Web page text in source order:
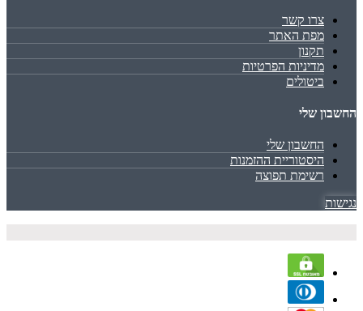
צרו קשר
מפת האתר
תקנון
מדיניות הפרטיות
ביטולים
החשבון שלי
החשבון שלי
היסטוריית ההזמנות
רשימת תפוצה
נגישות